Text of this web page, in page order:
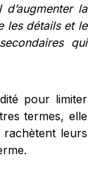
la
les détails et le
qui
pour limiter
termes, elle
rachètent leurs